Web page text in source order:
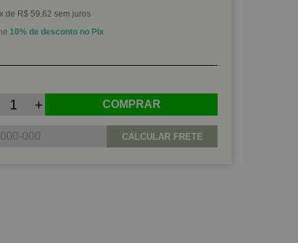
de R$ 59,62 sem juros
10% de desconto no Pix
+ COMPRAR
CALCULAR FRETE